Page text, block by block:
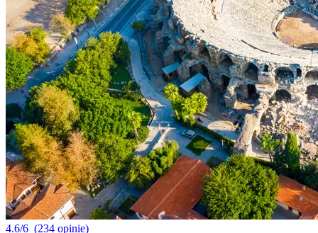
4.6/6 (234 opinie)